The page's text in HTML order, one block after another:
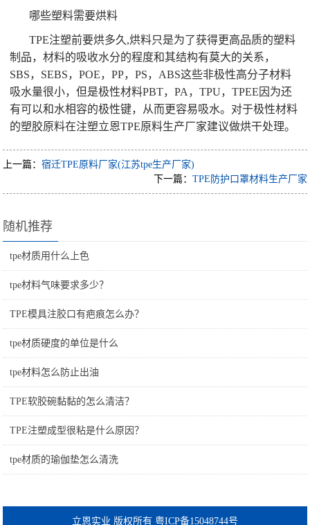
哪些塑料需要烘料
TPE注塑前要烘多久,烘料只是为了获得更高品质的塑料
制品，材料的吸收水分的程度和其结构有莫大的关系，
SBS，SEBS，POE，PP，PS，ABS这些非极性高分子材料
吸水量很小，但是极性材料PBT，PA，TPU，TPEE因为还
有可以和水相容的极性键，从而更容易吸水。对于极性材料
的塑胶原料在注塑立恩TPE原料生产厂家建议做烘干处理。
上一篇：宿迁TPE原料厂家(江苏tpe生产厂家)
下一篇： TPE防护口罩材料生产厂家
随机推荐
tpe材质用什么上色
tpe材料气味要求多少？
TPE模具注胶口有疤痕怎么办？
tpe材质硬度的单位是什么
tpe材料怎么防止出油
TPE软胶碗黏黏的怎么清洁？
TPE注塑成型很粘是什么原因？
tpe材质的瑜伽垫怎么清洗
立恩实业 版权所有 粤ICP备15048744号